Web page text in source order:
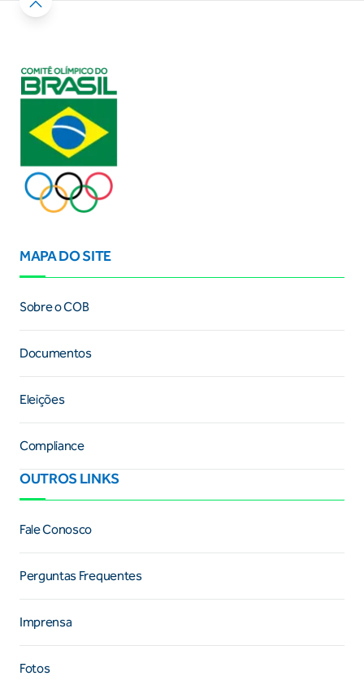
MAPA DO SITE
Sobre o COB
Documentos
Eleições
Compliance
OUTROS LINKS
Fale Conosco
Perguntas Frequentes
Imprensa
Fotos